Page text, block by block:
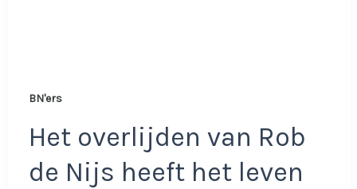
BN'ers
Het overlijden van Rob
de Nijs heeft het leven